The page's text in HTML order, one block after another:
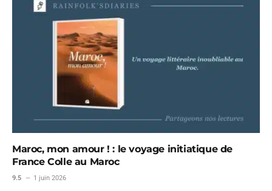
Maroc, mon amour ! : le voyage initiatique de
France Colle au Maroc
9.5 1 juin 2026